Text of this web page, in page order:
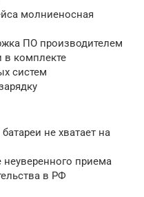
молниеносная
ПО производителем
в комплекте
систем
не хватает на
приема
в РФ